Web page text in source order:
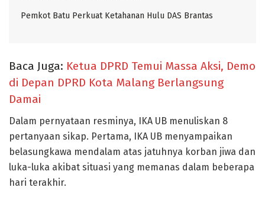
Pemkot Batu Perkuat Ketahanan Hulu DAS Brantas
Baca Juga: Ketua DPRD Temui Massa Aksi, Demo
di Depan DPRD Kota Malang Berlangsung
Damai
Dalam pernyataan resminya, IKA UB menuliskan 8
pertanyaan sikap. Pertama, IKA UB menyampaikan
belasungkawa mendalam atas jatuhnya korban jiwa dan
luka-luka akibat situasi yang memanas dalam beberapa
hari terakhir.